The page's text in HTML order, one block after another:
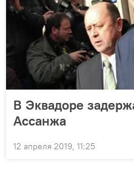
В Эквадоре
Ассанжа
12 апреля 2019, 11:25